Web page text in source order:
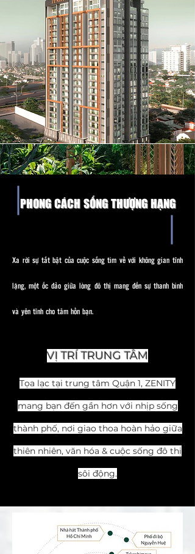
PHONG CÁCH SỐNG THƯỢNG HẠNG
Xa rời sự tất bật của cuộc sống tìm về với không gian tĩnh
lặng, một ốc đảo giữa lòng đô thị mang đến sự thanh bình
và yên tĩnh cho tâm hồn bạn.
VỊ TRÍ TRUNG TÂM
Tọa lạc tại trung tâm Quận 1, ZENITY
mang bạn đến gần hơn với nhịp sống
thành phố, nơi giao thoa hoàn hảo giữa
thiên nhiên, văn hóa & cuộc sống đô thị
sôi động.